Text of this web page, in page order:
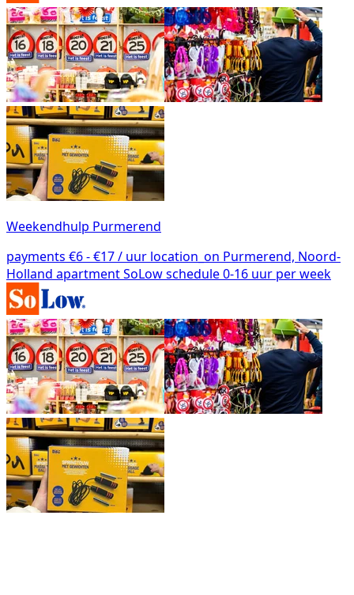
Weekendhulp Purmerend
payments €6 - €17 / uur location_on Purmerend, Noord-
Holland apartmentSoLowschedule0-16 uur per week